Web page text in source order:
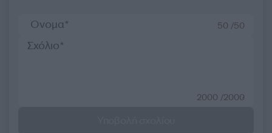
50 /50
2000 /2000